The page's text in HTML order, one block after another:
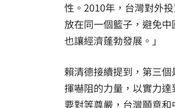
性。2010年，台灣對外
放在同一個籃子，避免
也讓經濟蓬勃發展。」
賴清德接續提到，第三
揮嚇阻的力量，以實力
要對等尊嚴，台灣願意